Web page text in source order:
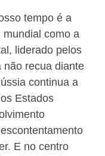
tempo é a
como a
liderado pelos
não recua diante
continua a
Estados
E no centro